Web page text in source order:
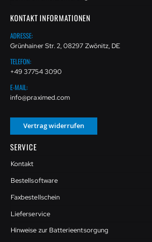
KONTAKT INFORMATIONEN
ADRESSE:
Grünhainer Str. 2, 08297 Zwönitz, DE
TELEFON:
+49 37754 3090
E-MAIL:
info@praximed.com
Vertrag widerrufen
SERVICE
Kontakt
Bestellsoftware
Faxbestellschein
Lieferservice
Hinweise zur Batterieentsorgung